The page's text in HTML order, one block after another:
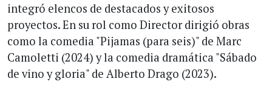
integró elencos de destacados y exitosos
proyectos. En su rol como Director dirigió obras
como la comedia "Pijamas (para seis)" de Marc
Camoletti (2024) y la comedia dramática "Sábado
de vino y gloria" de Alberto Drago (2023).